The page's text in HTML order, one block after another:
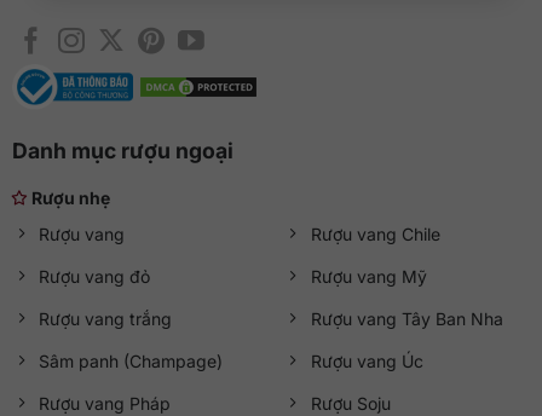
Danh mục rượu ngoại
Rượu nhẹ
Rượu vang
Rượu vang đỏ
Rượu vang trắng
Sâm panh (Champage)
Rượu vang Pháp
Rượu vang Chile
Rượu vang Mỹ
Rượu vang Tây Ban Nha
Rượu vang Úc
Rượu Soju